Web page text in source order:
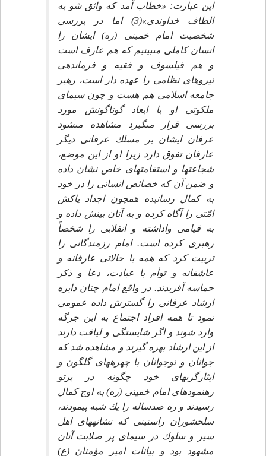
اين عبارت: «خطاب آمد كه واثق شو به
الطاف خداوندى»(3) اما در بررسى
شخصيت امام خمينى (ره) ايشان را
انسان كاملى مى‏بينيم كه هم عارف است
و هم فيلسوف و فقيه و فرماندهى
نيروهاى نظامى را عهده دار است، رهبر
جامعه اسلامى هم هست و چون سيماى
ملكوتى او با ابعاد گوناگونش مورد
بررسى قرار مى‏گيرد مشاهده مى‏شود
عرفان ايشان بر مسلك عرفانى ديگر
عارفان تفوق دارد زيرا او از اين موضع،
شجاعت‏ها و استقامت‏هاى خاص نشان داده
و ضمن آن كه خصائص انسانى را در خود
به كمال رسانيده همچون اجداد پاكش
امّتى را آگاه كرده و به آنان بينش داده و
به قيامى واداشته و انقلابى را شخصاً
رهبرى كرده است. امام رزمندگانى را
تربيت كرد كه همه با حالاتى عارفانه و
عاشقانه و توأم با عبادت، دعا و ذكر
حماسه آفريدند. در واقع امام چنان دايره
ارشاد عرفانى را گسترش داده عمومى
نمود تا همه افراد اجتماع به اين جرگه
وارد شوند و اگر شايستگى و لياقت دارند
از اين ارشاد بهره گيرند و مشاهده شد كه
جوانان و نوجوانان با چهره‏هاى گلگون و
ايثارگرى‏هاى خود چگونه در پرتو
رهنمودهاى امام خمينى (ره) به اوج كمال
رسيدند و ره صدساله را يك شبه پيمودند،
سلحشوران راستينى كه نشانه‏هاى اهل
سير و سلوك در سيماى پر صلابت آنان
مشهود بود و بيانات امير مؤمنان (ع)